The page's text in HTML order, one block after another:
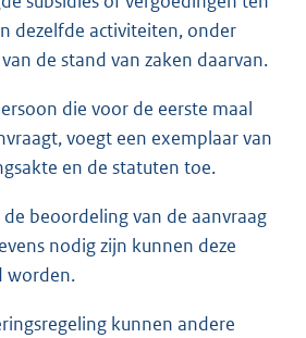
dezelfde activiteiten, onder
de stand van zaken daarvan.
die voor de eerste maal
voegt een exemplaar van
en de statuten toe.
beoordeling van de aanvraag
nodig zijn kunnen deze
worden.
kunnen andere